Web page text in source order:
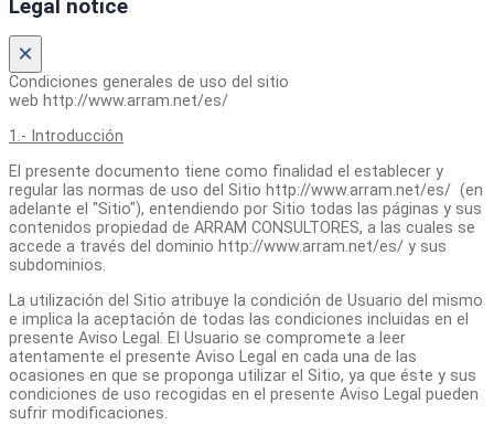
Legal notice
×
Condiciones generales de uso del sitio
web http://www.arram.net/es/
1.- Introducción
El presente documento tiene como finalidad el establecer y
regular las normas de uso del Sitio http://www.arram.net/es/ (en
adelante el "Sitio"), entendiendo por Sitio todas las páginas y sus
contenidos propiedad de ARRAM CONSULTORES, a las cuales se
accede a través del dominio http://www.arram.net/es/ y sus
subdominios.
La utilización del Sitio atribuye la condición de Usuario del mismo
e implica la aceptación de todas las condiciones incluidas en el
presente Aviso Legal. El Usuario se compromete a leer
atentamente el presente Aviso Legal en cada una de las
ocasiones en que se proponga utilizar el Sitio, ya que éste y sus
condiciones de uso recogidas en el presente Aviso Legal pueden
sufrir modificaciones.